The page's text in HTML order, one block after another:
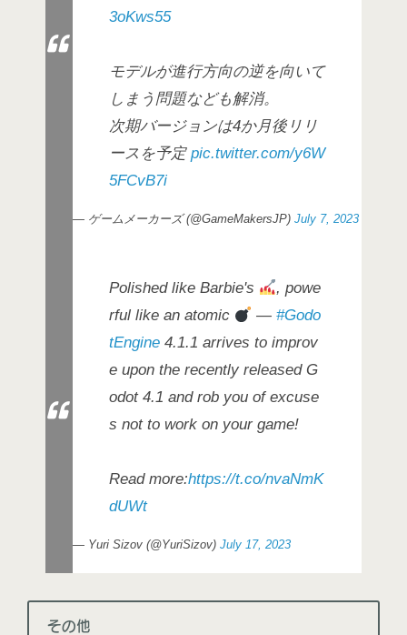
3oKws55
モデルが進行方向の逆を向いて
しまう問題なども解消。
次期バージョンは4か月後リリ
ースを予定 pic.twitter.com/y6W
5FCvB7i
— ゲームメーカーズ (@GameMakersJP) July 7, 2023
Polished like Barbie's
, powe
rful like an atomic
—#Godo
tEngine 4.1.1 arrives to improv
e upon the recently released G
odot 4.1 and rob you of excuse
s not to work on your game!
Read more:https://t.co/nvaNmK
dUWt
— Yuri Sizov (@YuriSizov) July 17, 2023
その他